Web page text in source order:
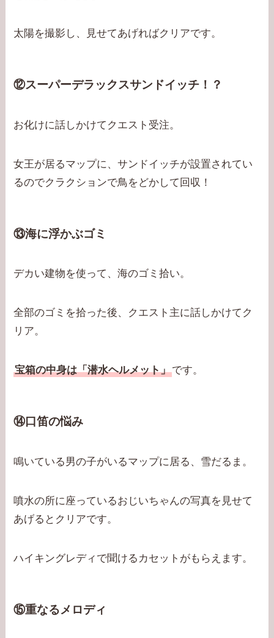
太陽を撮影し、見せてあげればクリアです。
⑫スーパーデラックスサンドイッチ！？
お化けに話しかけてクエスト受注。
女王が居るマップに、サンドイッチが設置されてい
るのでクラクションで鳥をどかして回収！
⑬海に浮かぶゴミ
デカい建物を使って、海のゴミ拾い。
全部のゴミを拾った後、クエスト主に話しかけてク
リア。
宝箱の中身は「潜水ヘルメット」です。
⑭口笛の悩み
鳴いている男の子がいるマップに居る、雪だるま。
噴水の所に座っているおじいちゃんの写真を見せて
あげるとクリアです。
ハイキングレディで聞けるカセットがもらえます。
⑮重なるメロディ